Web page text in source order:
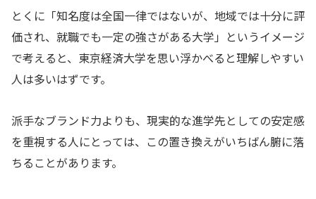
とくに「知名度は全国一律ではないが、地域では十分に評
価され、就職でも一定の強さがある大学」というイメージ
で考えると、東京経済大学を思い浮かべると理解しやすい
人は多いはずです。
派手なブランド力よりも、現実的な進学先としての安定感
を重視する人にとっては、この置き換えがいちばん腑に落
ちることがあります。